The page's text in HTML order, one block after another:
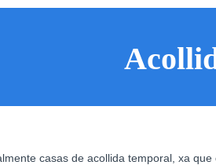
casas de acollida temporal, xa